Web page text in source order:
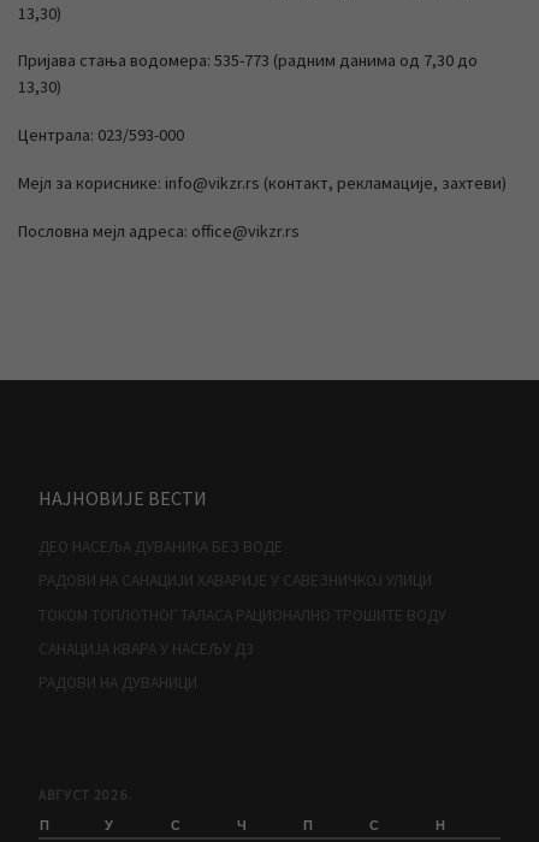
13,30)
Пријава стања водомера: 535-773 (радним данима од 7,30 до
13,30)
Централа: 023/593-000
Мејл за кориснике: info@vikzr.rs (контакт, рекламације, захтеви)
Пословна мејл адреса: office@vikzr.rs
НАЈНОВИЈЕ ВЕСТИ
ДЕО НАСЕЉА ДУВАНИКА БЕЗ ВОДЕ
РАДОВИ НА САНАЦИЈИ ХАВАРИЈЕ У САВЕЗНИЧКОЈ УЛИЦИ
ТОКОМ ТОПЛОТНОГ ТАЛАСА РАЦИОНАЛНО ТРОШИТЕ ВОДУ
САНАЦИЈА КВАРА У НАСЕЉУ Д3
РАДОВИ НА ДУВАНИЦИ
АВГУСТ 2026.
П У С Ч П С Н